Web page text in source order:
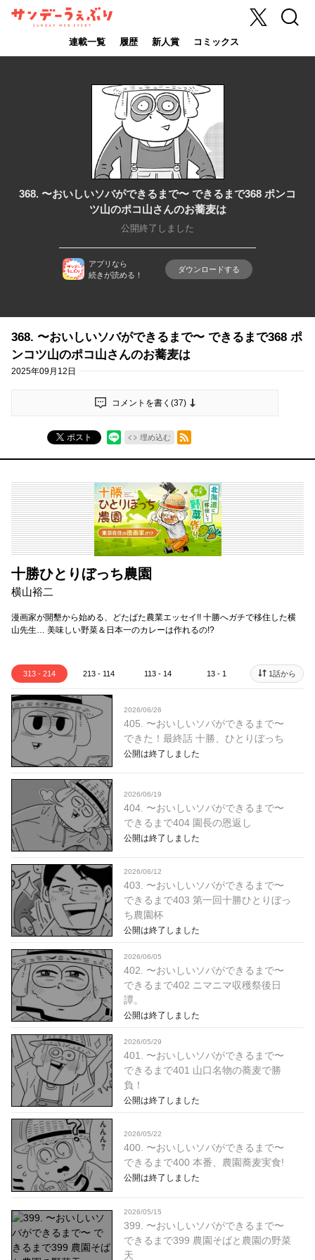
サンデーうぇ
連載一覧 履歴 新人賞 コミックス
X 検索
368. 〜おいしいソバができるまで〜 できるまで368 ポンコ
ツ山のポコ山さんのお蕎麦は
公開終了しました
アプリなら
続きが読める！
ダウンロードする
368. 〜おいしいソバができるまで〜 できるまで368 ポ
ンコツ山のポコ山さんのお蕎麦は
2025年09月12日
コメントを書く(37)
ポスト 埋め込む
RSSフィード
十勝ひとりぼっち農園
横山裕二
漫画家が開墾から始める、どたばた農業エッセイ!! 十勝へガチで移住した横
山先生… 美味しい野菜＆日本一のカレーは作れるの!?
313 - 214 213 - 114 113 - 14 13 - 1 1話から
2026/06/26
405. 〜おいしいソバができるまで〜
できた！最終話 十勝、ひとりぼっち
公開は終了しました
2026/06/19
404. 〜おいしいソバができるまで〜
できるまで404 園長の恩返し
公開は終了しました
2026/06/12
403. 〜おいしいソバができるまで〜
できるまで403 第一回十勝ひとりぼっ
ち農園杯
公開は終了しました
2026/06/05
402. 〜おいしいソバができるまで〜
できるまで402 ニマニマ収穫祭後日
譚。
公開は終了しました
2026/05/29
401. 〜おいしいソバができるまで〜
できるまで401 山口名物の蕎麦で勝
負！
公開は終了しました
2026/05/22
400. 〜おいしいソバができるまで〜
できるまで400 本番、農園蕎麦実食!
公開は終了しました
2026/05/15
399. 〜おいしいソバができるまで〜
できるまで399 農園そばと農園の野菜
天